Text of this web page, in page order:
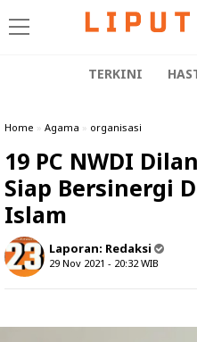
TERKINI
Home » Agama » organisasi
19 PC NWDI
Siap Bersinergi
Islam
Laporan: Redaksi
29 Nov 2021 - 20:32WIB